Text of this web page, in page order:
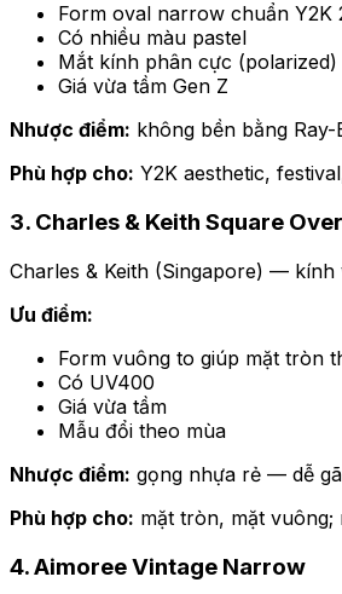
Form oval narrow chuẩn Y2K
Có nhiều màu pastel
Mắt kính phân cực
Giá vừa tầm Gen Z
Nhược điểm: không bền bằng
Phù hợp cho: Y2K aesthetic,
3. Charles & Keith Square
Charles & Keith (Singapore) —
Ưu điểm:
Form vuông to giúp mặt tròn
Có UV400
Giá vừa tầm
Mẫu đổi theo mùa
Nhược điểm: gọng nhựa rẻ — dễ
Phù hợp cho: mặt tròn, mặt
4. Aimoree Vintage Narrow